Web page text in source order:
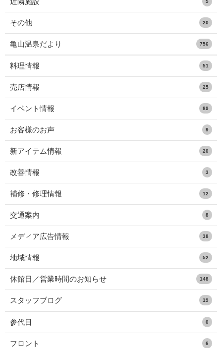
5
その他 20
亀山温泉だより 756
料理情報 51
売店情報 25
イベント情報 89
お客様のお声 9
新アイテム情報 20
改善情報 3
補修・修理情報 12
交通案内 8
メディア広告情報 38
地域情報 52
休館日／営業時間のお知らせ 148
スタッフブログ 19
参代目 0
フロント 6